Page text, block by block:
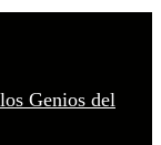
Genios del